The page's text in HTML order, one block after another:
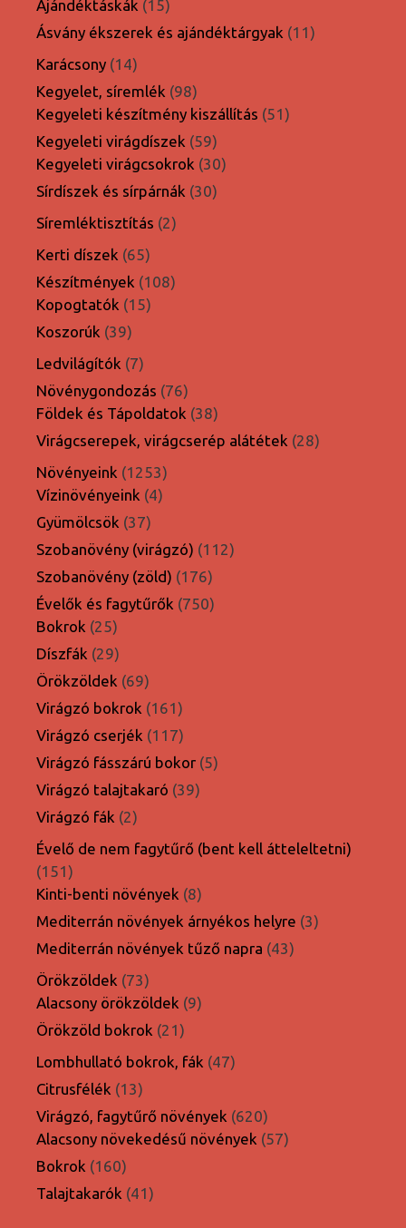
Ajándéktáskák 1515
termék
Ásvány ékszerek és ajándéktárgyak 1111
Karácsony 1414
termék
Kegyelet, síremlék 9898
termék
Kegyeleti készítmény kiszállítás 5151
Kegyeleti virágdíszek 5959
termék
Kegyeleti virágcsokrok 3030
Sírdíszek és sírpárnák 3030
Síremléktisztítás 22
Kerti díszek 6565
termék
Készítmények 108108
Kopogtatók 1515
Koszorúk 3939
termék
Ledvilágítók 77
termék
Növénygondozás 7676
termék
Földek és Tápoldatok 3838
termék
Virágcserepek, virágcserép alátétek 2828
Növényeink 12531253
termék
Vízinövényeink 44
Gyümölcsök 3737
termék
Szobanövény (virágzó) 112112
Szobanövény (zöld) 176176
termék
Évelők és fagytűrők 750750
Bokrok 2525
termék
Díszfák 2929
termék
Örökzöldek 6969
termék
Virágzó bokrok 161161
termék
Virágzó cserjék 117117
termék
Virágzó fásszárú bokor 55
Virágzó talajtakaró 3939
Virágzó fák 22
termék
Évelő de nem fagytűrő (bent kell átteleltetni)
151151
termék
Kinti-benti növények 88
termék
Mediterrán növények árnyékos helyre 33
Mediterrán növények tűző napra 4343
Örökzöldek 7373
termék
Alacsony örökzöldek 99
Örökzöld bokrok 2121
termék
Lombhullató bokrok, fák 4747
Citrusfélék 1313
termék
Virágzó, fagytűrő növények 620620
termék
Alacsony növekedésű növények 5757
Bokrok 160160
termék
Talajtakarók 4141